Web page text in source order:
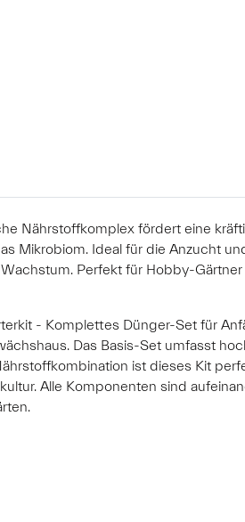
Nährstoffkomplex fördert eine
Mikrobiom. Ideal für die Anzucht
Perfekt für Hobby-
- Komplettes Dünger-Set für
Das Basis-Set umfasst
ist dieses Kit
Alle Komponenten sind